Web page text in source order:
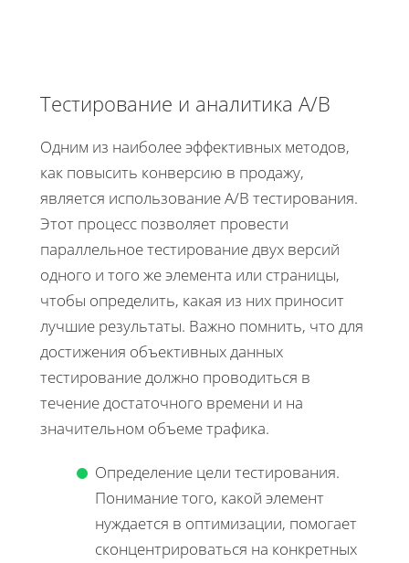
Тестирование и аналитика A/B
Одним из наиболее эффективных методов,
как повысить конверсию в продажу,
является использование A/B тестирования.
Этот процесс позволяет провести
параллельное тестирование двух версий
одного и того же элемента или страницы,
чтобы определить, какая из них приносит
лучшие результаты. Важно помнить, что для
достижения объективных данных
тестирование должно проводиться в
течение достаточного времени и на
значительном объеме трафика.
Определение цели тестирования.
Понимание того, какой элемент
нуждается в оптимизации, помогает
сконцентрироваться на конкретных